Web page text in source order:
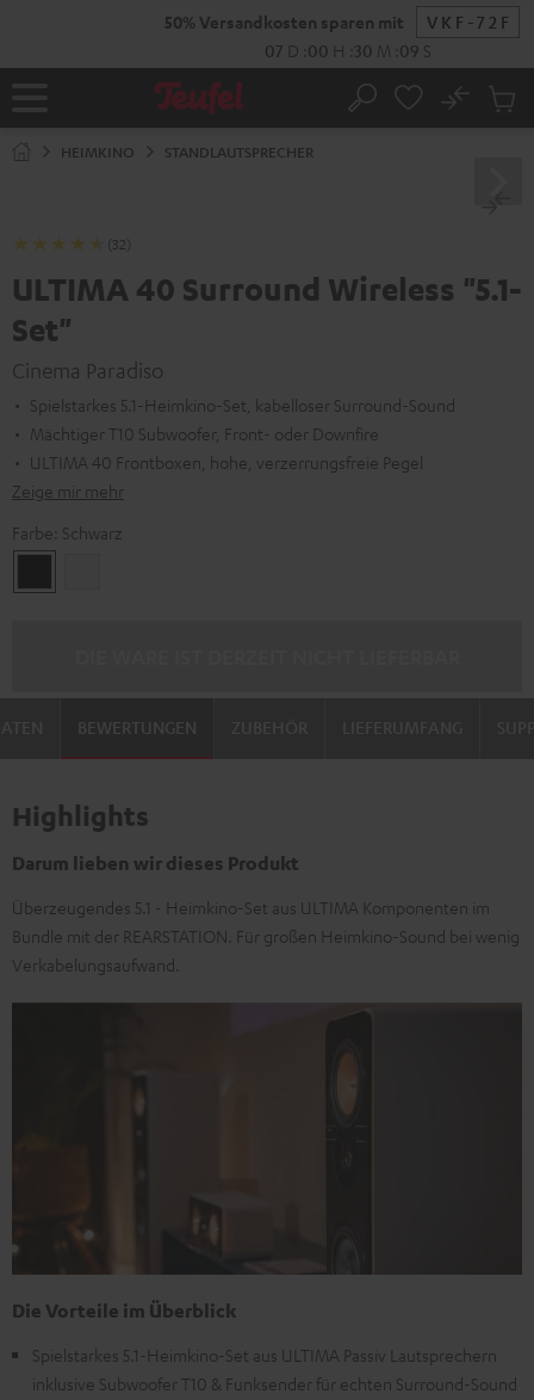
Startseite Suche
No
HEIMKINO STANDLAUTSPRECHER
(32)
ULTIMA 40 Surround Wireless "5.1-
Set"
Cinema Paradiso
Spielstarkes 5.1-Heimkino-Set, kabelloser Surround-Sound
Mächtiger T10 Subwoofer, Front- oder Downfire
ULTIMA 40 Frontboxen, hohe, verzerrungsfreie Pegel
Zeige mir mehr
Farbe: Schwarz
BEWERTUNGEN
Highlights
Darum lieben wir dieses Produkt
Überzeugendes 5.1 - Heimkino-Set aus ULTIMA Komponenten im
Bundle mit der REARSTATION. Für großen Heimkino-Sound bei wenig
Verkabelungsaufwand.
Die Vorteile im Überblick
Spielstarkes 5.1-Heimkino-Set aus ULTIMA Passiv Lautsprechern
inklusive Subwoofer T10 & Funksender für echten Surround-Sound